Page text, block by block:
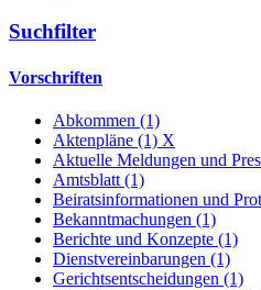
Suchfilter
Vorschriften
Abkommen (1)
Aktenpläne (1) X
Aktuelle Meldungen und
Amtsblatt (1)
Beiratsinformationen und
Bekanntmachungen (1)
Berichte und Konzepte (1)
Dienstvereinbarungen (1)
Gerichtsentscheidungen (1)